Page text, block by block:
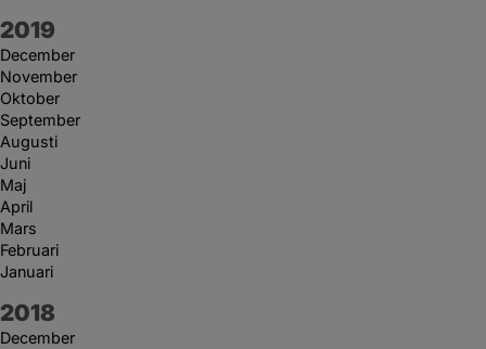
År:
2019
December
November
Oktober
September
Augusti
Juni
Maj
April
Mars
Februari
Januari
År:
2018
December